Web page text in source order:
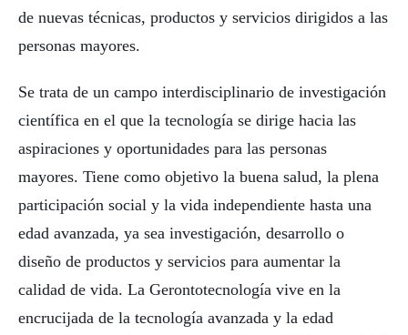
de nuevas técnicas, productos y servicios dirigidos a las
personas mayores.
Se trata de un campo interdisciplinario de investigación
científica en el que la tecnología se dirige hacia las
aspiraciones y oportunidades para las personas
mayores. Tiene como objetivo la buena salud, la plena
participación social y la vida independiente hasta una
edad avanzada, ya sea investigación, desarrollo o
diseño de productos y servicios para aumentar la
calidad de vida. La Gerontotecnología vive en la
encrucijada de la tecnología avanzada y la edad